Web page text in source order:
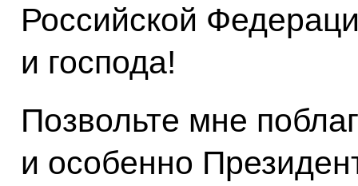
Российской
и господа!
Позвольте мне
и особенно